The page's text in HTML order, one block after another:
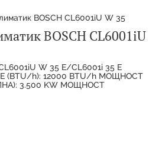
BOSCH CL6001iU
W 35 E/CL6001i 35 E
h): 12000 BTU/h МОЩНОСТ
3.500 KW МОЩНОСТ